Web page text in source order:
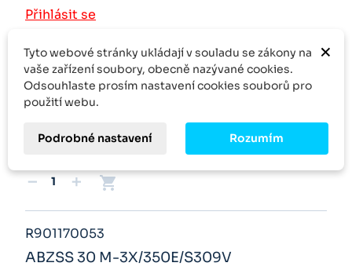
Přihlásit se
remove add shopping_cart
R901155370
ABZSS 30 E-3X/330E/G24K4V
Přihlásit se
remove add shopping_cart
R901170053
ABZSS 30 M-3X/350E/S309V
×
Tyto webové stránky ukládají v souladu se zákony na
vaše zařízení soubory, obecně nazývané cookies.
Odsouhlaste prosím nastavení cookies souborů pro
použití webu.
Podrobné nastavení Rozumím